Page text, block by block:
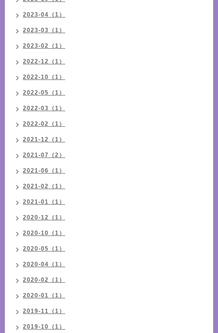
2023-04（1）
2023-03（1）
2023-02（1）
2022-12（1）
2022-10（1）
2022-05（1）
2022-03（1）
2022-02（1）
2021-12（1）
2021-07（2）
2021-06（1）
2021-02（1）
2021-01（1）
2020-12（1）
2020-10（1）
2020-05（1）
2020-04（1）
2020-02（1）
2020-01（1）
2019-11（1）
2019-10（1）